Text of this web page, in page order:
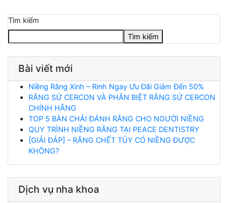
Tìm kiếm
Tìm kiếm
Bài viết mới
Niềng Răng Xinh – Rinh Ngay Ưu Đãi Giảm Đến 50%
RĂNG SỨ CERCON VÀ PHÂN BIỆT RĂNG SỨ CERCON
CHÍNH HÃNG
TOP 5 BÀN CHẢI ĐÁNH RĂNG CHO NGƯỜI NIỀNG
QUY TRÌNH NIỀNG RĂNG TẠI PEACE DENTISTRY
[GIẢI ĐÁP] – RĂNG CHẾT TỦY CÓ NIỀNG ĐƯỢC
KHÔNG?
Dịch vụ nha khoa